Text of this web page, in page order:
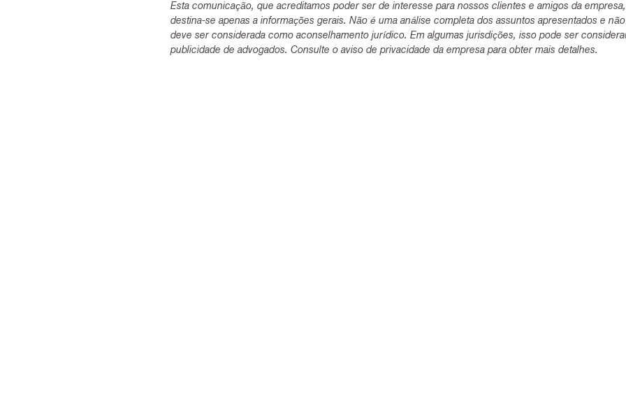
Esta comunicação, que acreditamos poder ser de interesse para nossos clientes e amigos da empresa,
destina-se apenas a informações gerais. Não é uma análise completa dos assuntos apresentados e não
deve ser considerada como aconselhamento jurídico. Em algumas jurisdições, isso pode ser
publicidade de advogados. Consulte o aviso de privacidade da empresa para obter mais detalhes.